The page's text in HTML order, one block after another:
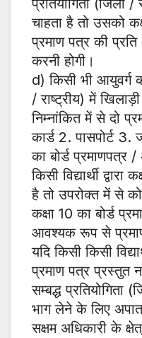
प्रतियोगिता (जिला /
चाहता है तो उसको
प्रमाण पत्र की
करनी होगी।
d) किसी भी आयुवर्ग
/ राष्ट्रीय) में
निम्नांकित में से दो
कार्ड 2. पासपोर्ट 3.
का बोर्ड प्रमाणपत्र
किसी विद्यार्थी
है तो उपरोक्त में से
कक्षा 10 का बोर्ड
आवश्यक रूप से
यदि किसी किसी
प्रमाण पत्र प्रस्तुत
सम्बद्ध प्रतियोगिता
भाग लेने के लिए
सक्षम अधिकारी के